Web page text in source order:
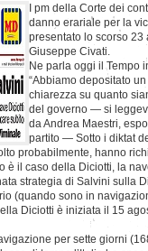
I pm della Corte dei
danno erariale per la
presentato lo scorso 23
Giuseppe Civati.
Ne parla oggi il Tempo
“Abbiamo depositato
chiarezza su quanto
del governo — si
da Andrea Maestri,
partito — Sotto i diktat
probabilmente, hanno
è il caso della Diciotti, la
strategia di Salvini sulla
(quando sono in
Diciotti è iniziata il 15
per sette giorni